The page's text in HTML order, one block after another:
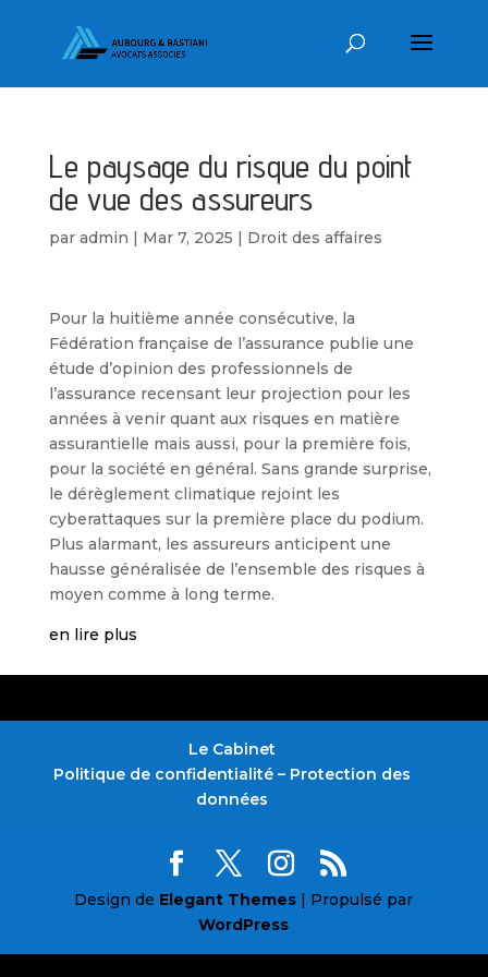
Le paysage du risque du point
de vue des assureurs
par admin | Mar 7, 2025 | Droit des affaires
Pour la huitième année consécutive, la
Fédération française de l’assurance publie une
étude d’opinion des professionnels de
l’assurance recensant leur projection pour les
années à venir quant aux risques en matière
assurantielle mais aussi, pour la première fois,
pour la société en général. Sans grande surprise,
le dérèglement climatique rejoint les
cyberattaques sur la première place du podium.
Plus alarmant, les assureurs anticipent une
hausse généralisée de l’ensemble des risques à
moyen comme à long terme.
en lire plus
Le Cabinet
Politique de confidentialité – Protection des
données
Design de Elegant Themes | Propulsé par
WordPress